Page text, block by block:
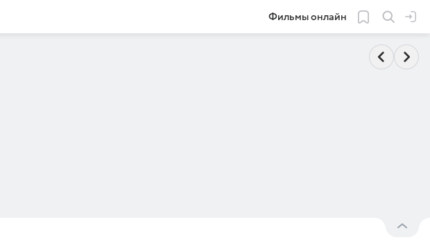
Фильмы онлайн